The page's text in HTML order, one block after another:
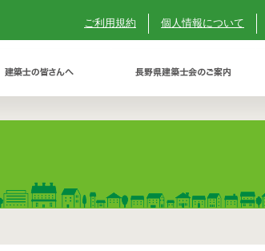
ご利用規約 個人情報について